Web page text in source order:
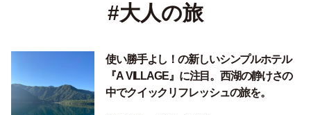
#大人の旅
使い勝手よし！の新しいシンプルホテル
『A VILLAGE』に注目。西湖の静けさの
中でクイックリフレッシュの旅を。